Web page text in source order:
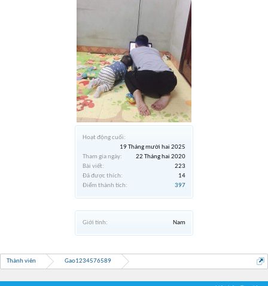
Hoạt động cuối:
19 Tháng mười hai 2025
Tham gia ngày:
22 Tháng hai 2020
Bài viết:
223
Đã được thích:
14
Điểm thành tích:
397
Giới tính: Nam
Thành viên Gao1234576589